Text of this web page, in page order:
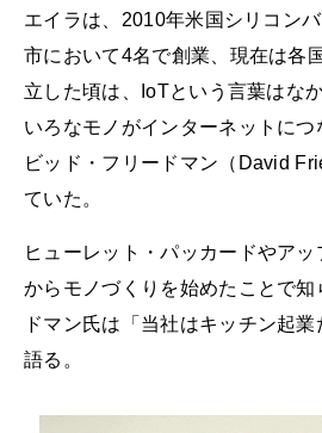
エイラは、2010年米国シリコン
市において4名で創業、現在は各
立した頃は、IoTという言葉はな
いろなモノがインターネットに
ビッド・フリードマン（David
ていた。
ヒューレット・パッカードやア
からモノづくりを始めたことで
ドマン氏は「当社はキッチン起
語る。